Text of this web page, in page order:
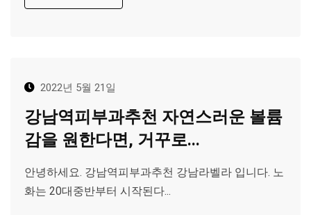
2022년 5월 21일
강남역피부과추천 자연스러운 볼륨
감을 원한다면, 거꾸로...
안녕하세요. 강남역피부과추천 강남라벨라 입니다. 노
화는 20대중반부터 시작된다...